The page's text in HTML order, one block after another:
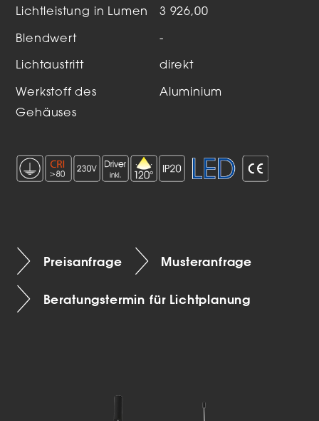
Lichtleistung in Lumen 3 926,00
Blendwert -
Lichtaustritt direkt
Werkstoff des
Gehäuses
Aluminium
Preisanfrage Musteranfrage
Beratungstermin für Lichtplanung